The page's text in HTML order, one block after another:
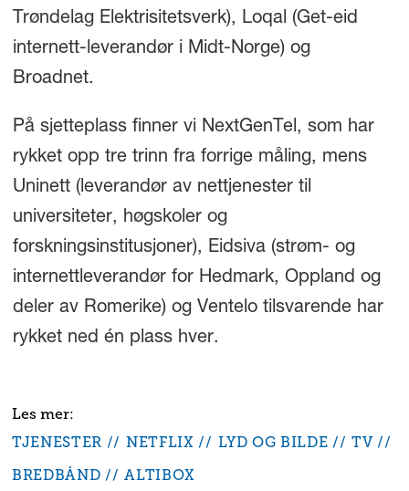
Trøndelag Elektrisitetsverk), Loqal (Get-eid
internett-leverandør i Midt-Norge) og
Broadnet.
På sjetteplass finner vi NextGenTel, som har
rykket opp tre trinn fra forrige måling, mens
Uninett (leverandør av nettjenester til
universiteter, høgskoler og
forskningsinstitusjoner), Eidsiva (strøm- og
internettleverandør for Hedmark, Oppland og
deler av Romerike) og Ventelo tilsvarende har
rykket ned én plass hver.
TJENESTER NETFLIX LYD OG BILDE
TV
BREDBÅND
ALTIBOX